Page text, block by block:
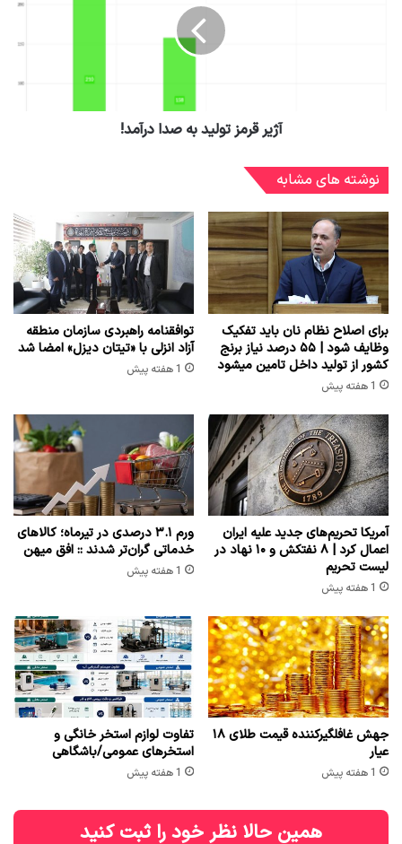
آژیر قرمز تولید به صدا درآمد!
نوشته های مشابه
برای اصلاح نظام نان باید تفکیک
وظایف شود | ۵۵ درصد نیاز برنج
کشور از تولید داخل تامین میشود
1 هفته پیش
توافقنامه راهبردی سازمان منطقه
آزاد انزلی با «تیتان دیزل» امضا شد
1 هفته پیش
آمریکا تحریم‌های جدید علیه ایران
اعمال کرد | ۸ نفتکش و ۱۰ نهاد در
لیست تحریم
1 هفته پیش
ورم ۳.۱ درصدی در تیرماه؛ کالاهای
خدماتی گران‌تر شدند :: افق میهن
1 هفته پیش
جهش غافلگیرکننده قیمت طلای ۱۸
عیار
1 هفته پیش
تفاوت لوازم استخر خانگی و
استخرهای عمومی/باشگاهی
1 هفته پیش
همین حالا نظر خود را ثبت کنید